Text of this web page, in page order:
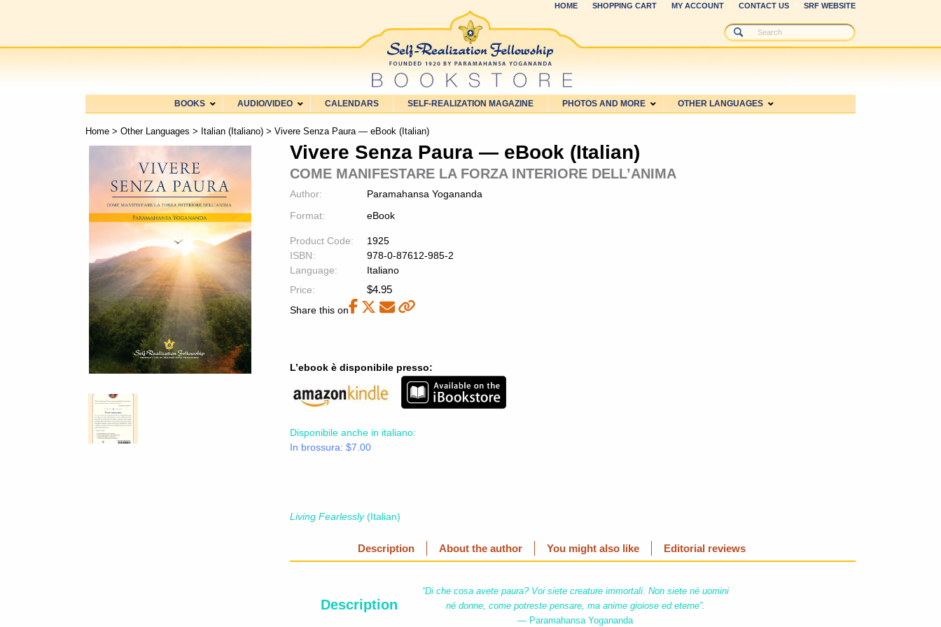
HOME SHOPPING CART MY ACCOUNT CONTACT US SRF WEBSITE
BOOKS AUDIO/VIDEO CALENDARS SELF-REALIZATION MAGAZINE PHOTOS AND MORE OTHER LANGUAGES
Home > Other Languages > Italian (Italiano) > Vivere Senza Paura — eBook (Italian)
Vivere Senza Paura — eBook (Italian)
COME MANIFESTARE LA FORZA INTERIORE DELL’ANIMA
Author:
Paramahansa Yogananda
Format:
eBook
Product Code:
1925
ISBN:
978-0-87612-985-2
Language:
Italiano
Price:
$4.95
Share this on
L’ebook è disponibile presso:
Disponibile anche in italiano:
In brossura: $7.00
Living Fearlessly(Italian)
Description About the author You might also like Editorial reviews
Description
“Di che cosa avete paura? Voi siete creature immortali. Non siete né uomini
né donne, come potreste pensare, ma anime gioiose ed eterne”.
— Paramahansa Yogananda